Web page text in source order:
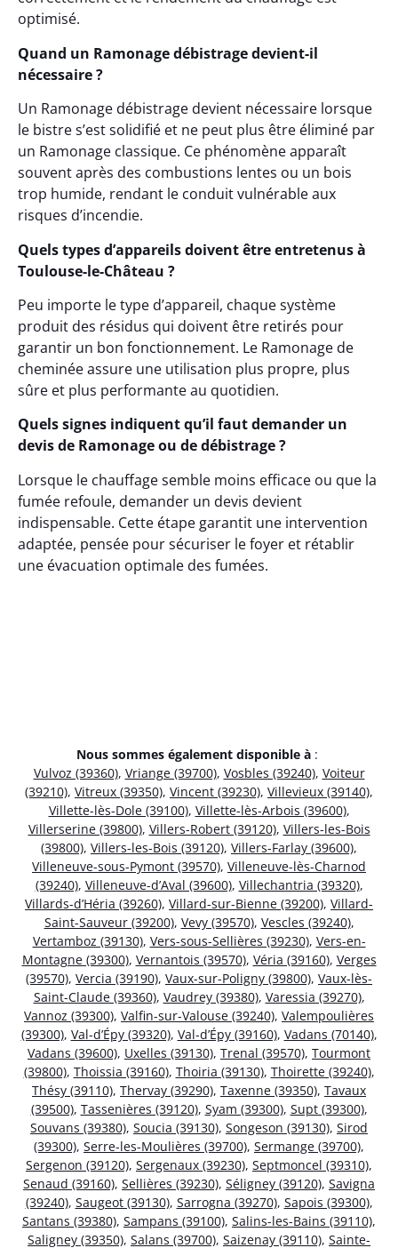
optimisé.
Quand un Ramonage débistrage devient-il
nécessaire ?
Un Ramonage débistrage devient nécessaire lorsque
le bistre s’est solidifié et ne peut plus être éliminé par
un Ramonage classique. Ce phénomène apparaît
souvent après des combustions lentes ou un bois
trop humide, rendant le conduit vulnérable aux
risques d’incendie.
Quels types d’appareils doivent être entretenus à
Toulouse-le-Château ?
Peu importe le type d’appareil, chaque système
produit des résidus qui doivent être retirés pour
garantir un bon fonctionnement. Le Ramonage de
cheminée assure une utilisation plus propre, plus
sûre et plus performante au quotidien.
Quels signes indiquent qu’il faut demander un
devis de Ramonage ou de débistrage ?
Lorsque le chauffage semble moins efficace ou que la
fumée refoule, demander un devis devient
indispensable. Cette étape garantit une intervention
adaptée, pensée pour sécuriser le foyer et rétablir
une évacuation optimale des fumées.
Nous sommes également disponible à :
Vulvoz (39360), Vriange (39700), Vosbles (39240), Voiteur
(39210), Vitreux (39350), Vincent (39230), Villevieux (39140),
Villette-lès-Dole (39100), Villette-lès-Arbois (39600),
Villerserine (39800), Villers-Robert (39120), Villers-les-Bois
(39800), Villers-les-Bois (39120), Villers-Farlay (39600),
Villeneuve-sous-Pymont (39570), Villeneuve-lès-Charnod
(39240), Villeneuve-d’Aval (39600), Villechantria (39320),
Villards-d’Héria (39260), Villard-sur-Bienne (39200), Villard-
Saint-Sauveur (39200), Vevy (39570), Vescles (39240),
Vertamboz (39130), Vers-sous-Sellières (39230), Vers-en-
Montagne (39300), Vernantois (39570), Véria (39160), Verges
(39570), Vercia (39190), Vaux-sur-Poligny (39800), Vaux-lès-
Saint-Claude (39360), Vaudrey (39380), Varessia (39270),
Vannoz (39300), Valfin-sur-Valouse (39240), Valempoulières
(39300), Val-d’Épy (39320), Val-d’Épy (39160), Vadans (70140),
Vadans (39600), Uxelles (39130), Trenal (39570), Tourmont
(39800), Thoissia (39160), Thoiria (39130), Thoirette (39240),
Thésy (39110), Thervay (39290), Taxenne (39350), Tavaux
(39500), Tassenières (39120), Syam (39300), Supt (39300),
Souvans (39380), Soucia (39130), Songeson (39130), Sirod
(39300), Serre-les-Moulières (39700), Sermange (39700),
Sergenon (39120), Sergenaux (39230), Septmoncel (39310),
Senaud (39160), Sellières (39230), Séligney (39120), Savigna
(39240), Saugeot (39130), Sarrogna (39270), Sapois (39300),
Santans (39380), Sampans (39100), Salins-les-Bains (39110),
Saligney (39350), Salans (39700), Saizenay (39110), Sainte-